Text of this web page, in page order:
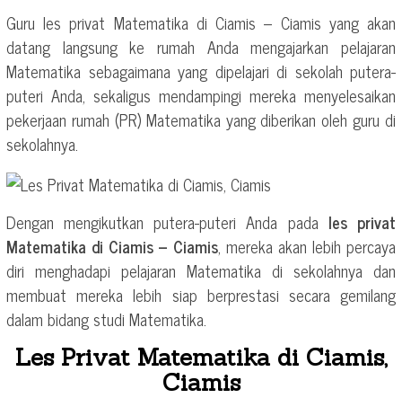
Guru les privat Matematika di Ciamis – Ciamis yang akan
datang langsung ke rumah Anda mengajarkan pelajaran
Matematika sebagaimana yang dipelajari di sekolah putera-
puteri Anda, sekaligus mendampingi mereka menyelesaikan
pekerjaan rumah (PR) Matematika yang diberikan oleh guru di
sekolahnya.
Dengan mengikutkan putera-puteri Anda pada les privat
Matematika di Ciamis – Ciamis, mereka akan lebih percaya
diri menghadapi pelajaran Matematika di sekolahnya dan
membuat mereka lebih siap berprestasi secara gemilang
dalam bidang studi Matematika.
Les Privat Matematika di Ciamis,
Ciamis